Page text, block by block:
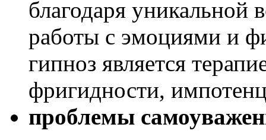
благодаря уникальной
работы с эмоциями и
гипноз является
фригидности,
проблемы